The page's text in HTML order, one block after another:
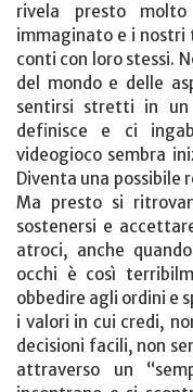
rivela presto
immaginato e i
conti con loro stessi.
del mondo e delle
sentirsi stretti in
definisce e ci
videogioco sembra
Diventa una possibile
Ma presto si
sostenersi e
atroci, anche
occhi è così
obbedire agli ordini e
i valori in cui credi,
decisioni facili, non
attraverso un